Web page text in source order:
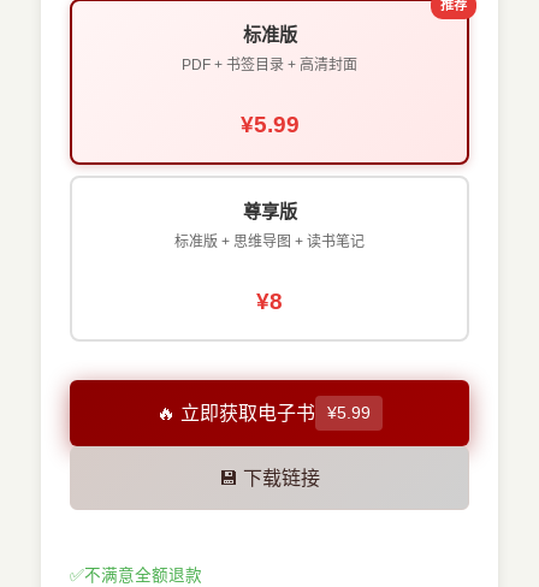
推荐
标准版
PDF + 书签目录 + 高清封面
¥5.99
尊享版
标准版 + 思维导图 + 读书笔记
¥8
🔥 立即获取电子书 ¥5.99
💾 下载链接
✅不满意全额退款